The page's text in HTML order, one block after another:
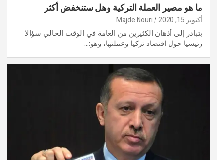
ما هو مصير العملة التركية وهل ستنخفض أكثر
أكتوبر 15, 2020 Majde Nouri
يتبادر إلى أذهان الكثيرين من العامة في الوقت الحالي سؤالا
رئيسيا حول اقتصاد تركيا وعملتها، وهو:…